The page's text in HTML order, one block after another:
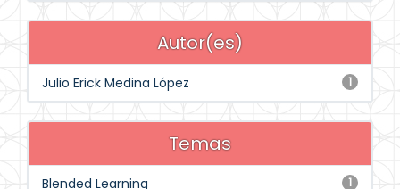
Autor(es)
1
Julio Erick Medina López
Temas
1
Blended Learning